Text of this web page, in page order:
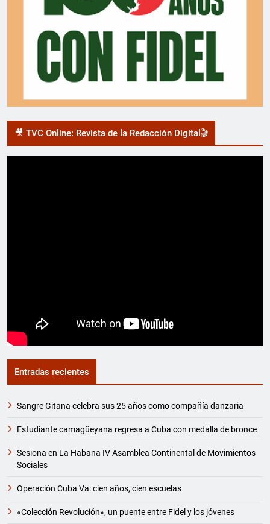
🎥 TVC Online: Revista de la Redacción Digital🎬
Entradas recientes
Sangre Gitana celebra sus 25 años como compañía danzaria
Estudiante camagüeyana regresa a Cuba con medalla de bronce
Sesiona en La Habana IV Asamblea Continental de Movimientos
Sociales
Operación Cuba Va: cien años, cien escuelas
«Colección Revolución», un puente entre Fidel y los jóvenes